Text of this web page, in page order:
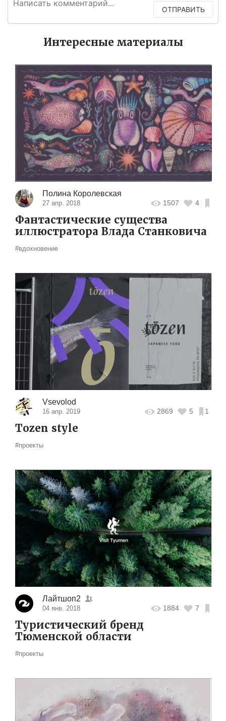
ОТПРАВИТЬ
Интересные материалы
Полина Королевская
27 апр. 2018 1507 4
Фантастические существа
иллюстратора Влада Станковича
#вдохновение
Vsevolod
16 апр. 2019 2869 5 1
Tozen style
#проекты
Лайтшоп2
04 янв. 2018 1884 7
Туристический бренд
Тюменской области
#проекты